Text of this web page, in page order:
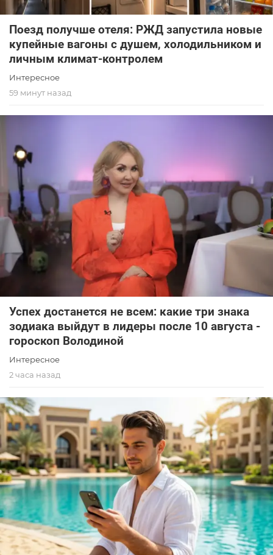
Поезд получше отеля: РЖД запустила новые
купейные вагоны с душем, холодильником и
личным климат-контролем
Интересное
59 минут назад
Успех достанется не всем: какие три знака
зодиака выйдут в лидеры после 10 августа -
гороскоп Володиной
Интересное
2 часа назад